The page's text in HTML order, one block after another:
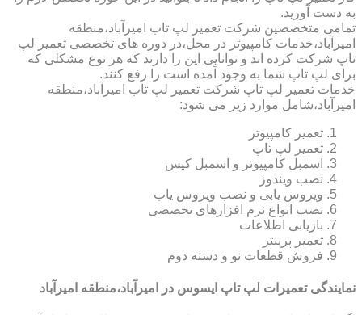
به دست آورید.
تمامی متخصصین شرکت تعمیر لپ تاب امیرآباد،منطقه
امیرآباد،خدمات کامپیوتر در محل،در دوره های تخصصی تعمیر لپ
تاپ شرکت کرده اند و توانایی این را دارند که هر نوع مشکلی که
برای لپ تاپ شما به وجود آمده است را رفع کنند.
خدمات تعمیر لپ تاپ شرکت تعمیر لپ تاب امیرآباد،منطقه
امیرآباد،شامل موارد زیر می شود:
تعمیر کامپیوتر
تعمیر لپ تاپ
اسمبل کامپیوتر و اسمبل کیس
نصب ویندوز
ویروس یابی و نصب ویروس یاب
نصب انواع نرم افزارهای تخصصی
بازیابی اطلاعات
تعمیر پرینتر
فروش قطعات نو و دسته دوم
نمایندگی تعمیرات لپ تاپ ایسوس در امیرآباد،منطقه امیرآباد